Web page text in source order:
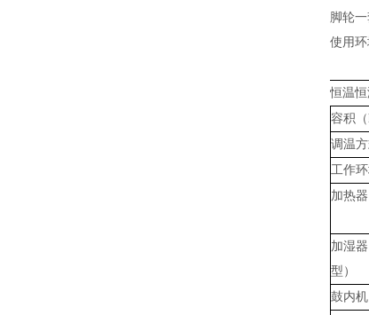
脚轮一
使用环
恒温恒
容积（
调温
工作
加热器
加湿
型）
鼓内机